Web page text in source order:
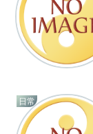
日常